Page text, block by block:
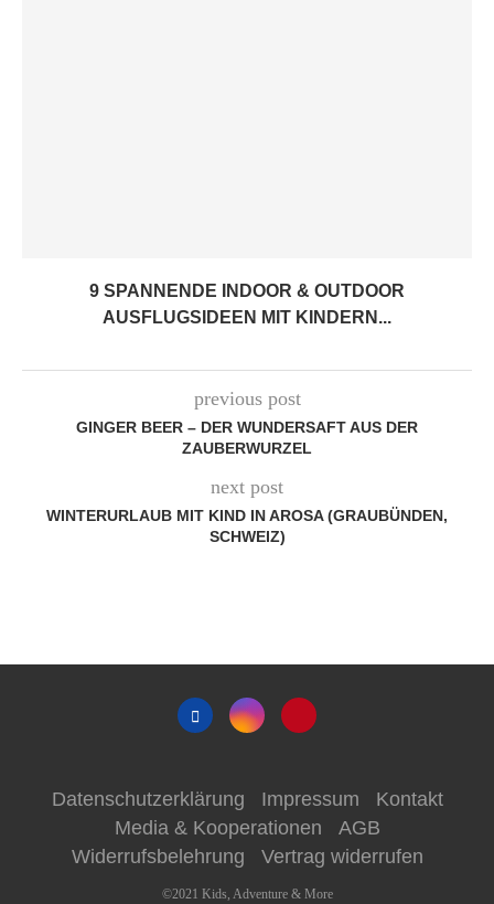
9 SPANNENDE INDOOR & OUTDOOR
AUSFLUGSIDEEN MIT KINDERN...
previous post
GINGER BEER – DER WUNDERSAFT AUS DER
ZAUBERWURZEL
next post
WINTERURLAUB MIT KIND IN AROSA (GRAUBÜNDEN,
SCHWEIZ)
Datenschutzerklärung Impressum
Kontakt
Media & Kooperationen
AGB
Widerrufsbelehrung
Vertrag widerrufen
©2021 Kids, Adventure & More